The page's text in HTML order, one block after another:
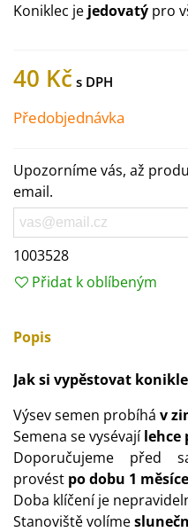
Koniklec je jedovatý pro
40 Kč
Předobjednávka
Upozorníme vás, až
email.
1003528
Přidat k oblíbeným
Popis
Jak si vypěstovat
Výsev semen probíhá v
Semena se vysévajílehce
Doporučujeme před
provést po dobu 1
Doba klíčení je
Stanoviště volíme